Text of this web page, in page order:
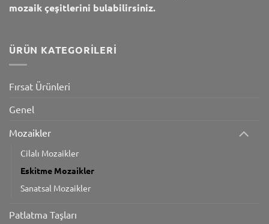
mozaik çeşitlerini bulabilirsiniz.
ÜRÜN KATEGORILERI
Fırsat Ürünleri
Genel
Mozaikler
Cilalı Mozaikler
Eskitme Mozaikler
Sanatsal Mozaikler
Patlatma Taşları